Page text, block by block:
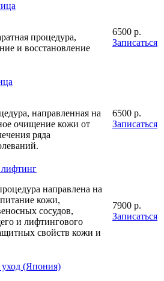
процедура,
и восстановление
6500 р.
Записаться
направленная на
очищение кожи от
ряда
6500 р.
Записаться
направлена на
кожи,
сосудов,
и лифтингового
свойств кожи и
7900 р.
Записаться
(Япония)